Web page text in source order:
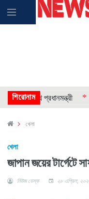
শিরোনাম
পথে প্রধানমন্ত্রী * * *
খেলা
খেলা
জাপান জয়ের টার্গেটে
নিউজ ডেস্ক ২৮ এপ্রিল,